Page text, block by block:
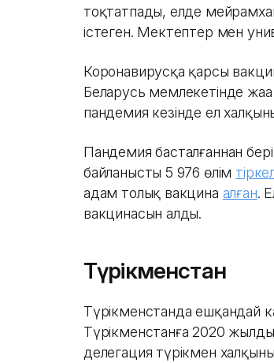
тоқтатпады, елде
істеген. Мектептер мен
Коронавирусқа қарсы
Беларусь мемлекетінде
пандемия кезінде ел
Пандемия басталғаннан
байланысты 5 976 өлім
адам толық вакцина алған.
вакцинасын алды.
Түрікменстан
Түрікменстанда ешқандай
Түрікменстанға 2020
делегация түрікмен